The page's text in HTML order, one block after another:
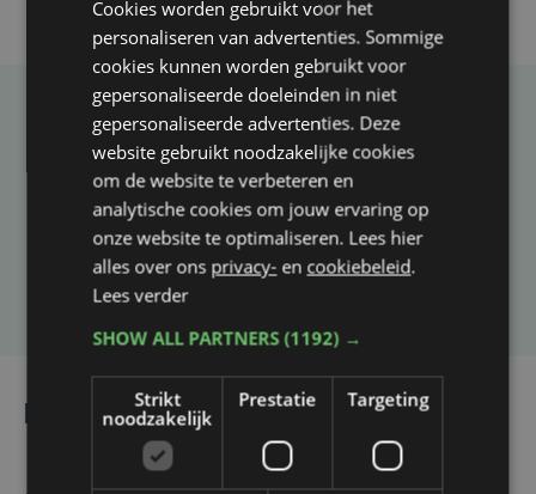
Taalfout opgemerkt?
Heb je een taal- of schrijffout opgemerkt in dit
artikel?
Laat het ons weten
Lees ook
Cookies worden gebruikt voor het
personaliseren van advertenties. Sommige
cookies kunnen worden gebruikt voor
gepersonaliseerde doeleinden in niet
gepersonaliseerde advertenties. Deze
website gebruikt noodzakelijke cookies
om de website te verbeteren en
analytische cookies om jouw ervaring op
onze website te optimaliseren. Lees hier
alles over ons privacy- en cookiebeleid.
Lees verder
SHOW ALL PARTNERS(1192) →
Strikt
noodzakelijk
Prestatie Targeting